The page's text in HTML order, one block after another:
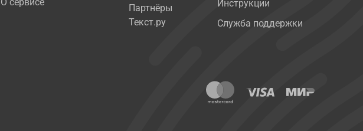
Партнёры
Текст.ру
Инструкции
Служба поддержки